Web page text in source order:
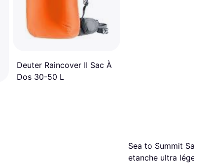
Deuter Raincover II Sac À
Dos 30-50 L
Sea to Summit Sac
etanche ultra léger